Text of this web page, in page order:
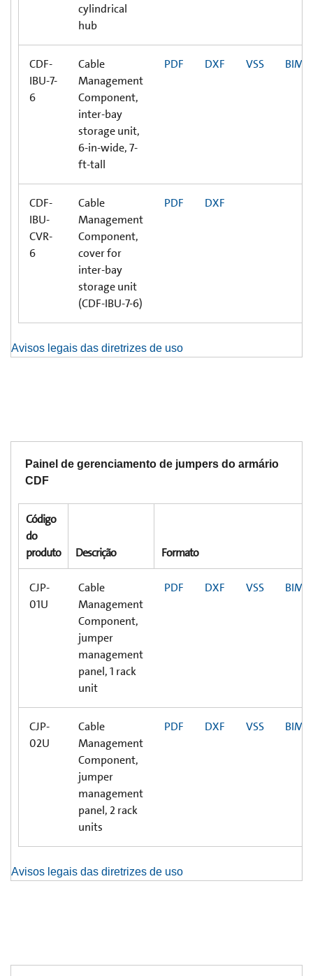
cylindrical
hub
CDF-
IBU-7-
6
Cable
Management
Component,
inter-bay
storage unit,
6-in-wide, 7-
ft-tall
PDF DXF VSS BIM
CDF-
IBU-
CVR-
6
Cable
Management
Component,
cover for
inter-bay
storage unit
(CDF-IBU-7-6)
PDF DXF
Avisos legais das diretrizes de uso
Painel de gerenciamento de jumpers do armário
CDF
Código
do
produto
Descrição Formato
CJP-
01U
Cable
Management
Component,
jumper
management
panel, 1 rack
unit
PDF DXF VSS BIM
CJP-
02U
Cable
Management
Component,
jumper
management
panel, 2 rack
units
PDF DXF VSS BIM
Avisos legais das diretrizes de uso